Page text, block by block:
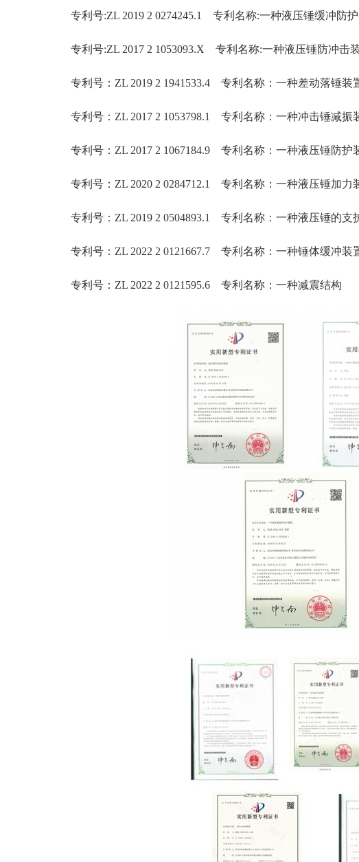
专利号:ZL 2019 2 0274245.1 专利名称:一种液压锤缓冲防
专利号:ZL 2017 2 1053093.X 专利名称:一种液压锤防冲击
专利号：ZL 2019 2 1941533.4 专利名称：一种差动落锤装
专利号：ZL 2017 2 1053798.1 专利名称：一种冲击锤减振
专利号：ZL 2017 2 1067184.9 专利名称：一种液压锤防护
专利号：ZL 2020 2 0284712.1 专利名称：一种液压锤加力
专利号：ZL 2019 2 0504893.1 专利名称：一种液压锤的支
专利号：ZL 2022 2 0121667.7 专利名称：一种锤体缓冲装
专利号：ZL 2022 2 0121595.6 专利名称：一种减震结构